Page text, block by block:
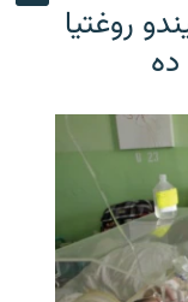
روغتیا
ده